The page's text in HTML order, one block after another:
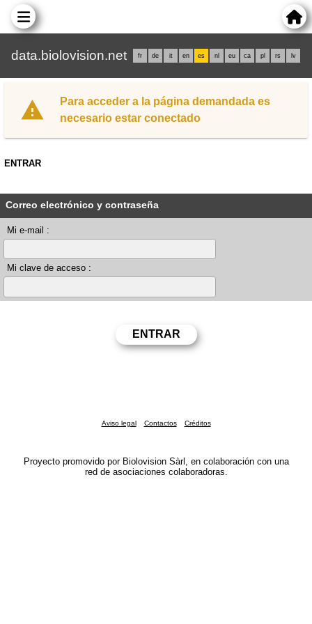
data.biolovision.net fr de it en es nl eu ca pl rs lv
Para acceder a la página demandada es
necesario estar conectado
ENTRAR
Correo electrónico y contraseña
Mi e-mail :
Mi clave de acceso :
Aviso legal Contactos Créditos
Proyecto promovido por Biolovision Sàrl, en colaboración con una
red de asociaciones colaboradoras.